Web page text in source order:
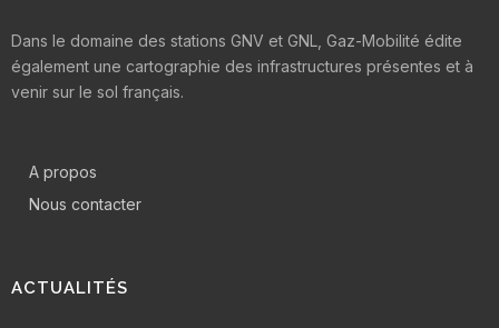
Dans le domaine des stations GNV et GNL, Gaz-Mobilité édite
également une cartographie des infrastructures présentes et à
venir sur le sol français.
A propos
Nous contacter
ACTUALITÉS